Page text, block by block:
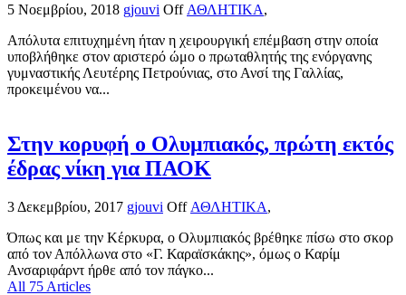
5 Νοεμβρίου, 2018 gjouvi Off ΑΘΛΗΤΙΚΑ,
Απόλυτα επιτυχημένη ήταν η χειρουργική επέμβαση στην οποία
υποβλήθηκε στον αριστερό ώμο ο πρωταθλητής της ενόργανης
γυμναστικής Λευτέρης Πετρούνιας, στο Ανσί της Γαλλίας,
προκειμένου να...
Στην κορυφή ο Ολυμπιακός, πρώτη εκτός
έδρας νίκη για ΠΑΟΚ
3 Δεκεμβρίου, 2017 gjouvi Off ΑΘΛΗΤΙΚΑ,
Όπως και με την Κέρκυρα, ο Ολυμπιακός βρέθηκε πίσω στο σκορ
από τον Απόλλωνα στο «Γ. Καραϊσκάκης», όμως ο Καρίμ
Ανσαριφάρντ ήρθε από τον πάγκο...
All 75 Articles